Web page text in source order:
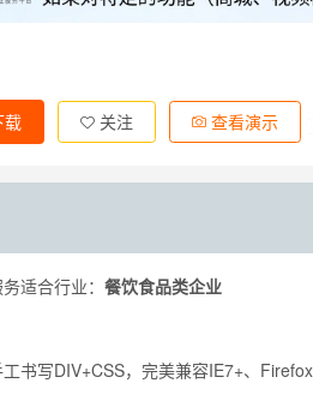
载 关注 查看演示
适合行业： 餐饮食品类企业
书写DIV+CSS，完美兼容IE7+、